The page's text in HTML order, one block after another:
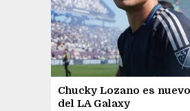
Chucky Lozano es
del LA Galaxy